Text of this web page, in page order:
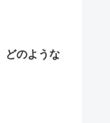
どのような